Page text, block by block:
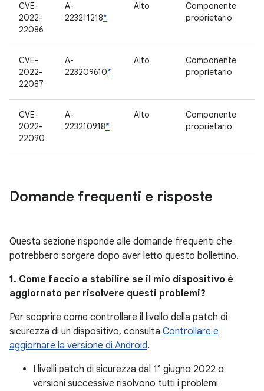
CVE-
2022-
22086
A-
223211218*
Alto
Componente
proprietario
CVE-
2022-
22087
A-
223209610*
Alto
Componente
proprietario
CVE-
2022-
22090
A-
223210918*
Alto
Componente
proprietario
Domande frequenti e risposte
Questa sezione risponde alle domande frequenti che
potrebbero sorgere dopo aver letto questo bollettino.
1. Come faccio a stabilire se il mio dispositivo è
aggiornato per risolvere questi problemi?
Per scoprire come controllare il livello della patch di
sicurezza di un dispositivo, consulta Controllare e
aggiornare la versione di Android.
I livelli patch di sicurezza dal 1° giugno 2022 o
versioni successive risolvono tutti i problemi